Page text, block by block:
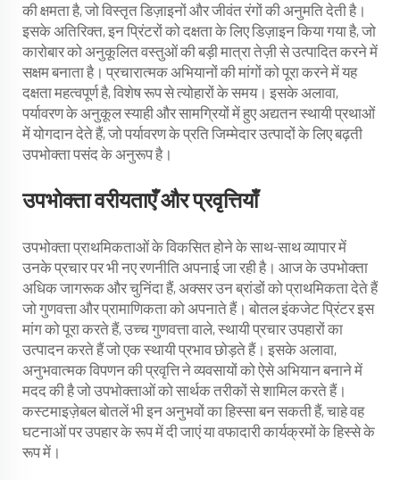
की क्षमता है, जो विस्तृत डिज़ाइनों और जीवंत रंगों की अनुमति देती है।
इसके अतिरिक्त, इन प्रिंटरों को दक्षता के लिए डिज़ाइन किया गया है, जो
कारोबार को अनुकूलित वस्तुओं की बड़ी मात्रा तेज़ी से उत्पादित करने में
सक्षम बनाता है। प्रचारात्मक अभियानों की मांगों को पूरा करने में यह
दक्षता महत्वपूर्ण है, विशेष रूप से त्योहारों के समय। इसके अलावा,
पर्यावरण के अनुकूल स्याही और सामग्रियों में हुए अद्यतन स्थायी प्रथाओं
में योगदान देते हैं, जो पर्यावरण के प्रति जिम्मेदार उत्पादों के लिए बढ़ती
उपभोक्ता पसंद के अनुरूप है।
उपभोक्ता वरीयताएँ और प्रवृत्तियाँ
उपभोक्ता प्राथमिकताओं के विकसित होने के साथ-साथ व्यापार में
उनके प्रचार पर भी नए रणनीति अपनाई जा रही है। आज के उपभोक्ता
अधिक जागरूक और चुनिंदा हैं, अक्सर उन ब्रांडों को प्राथमिकता देते हैं
जो गुणवत्ता और प्रामाणिकता को अपनाते हैं। बोतल इंकजेट प्रिंटर इस
मांग को पूरा करते हैं, उच्च गुणवत्ता वाले, स्थायी प्रचार उपहारों का
उत्पादन करते हैं जो एक स्थायी प्रभाव छोड़ते हैं। इसके अलावा,
अनुभवात्मक विपणन की प्रवृत्ति ने व्यवसायों को ऐसे अभियान बनाने में
मदद की है जो उपभोक्ताओं को सार्थक तरीकों से शामिल करते हैं।
कस्टमाइज़ेबल बोतलें भी इन अनुभवों का हिस्सा बन सकती हैं, चाहे वह
घटनाओं पर उपहार के रूप में दी जाएं या वफादारी कार्यक्रमों के हिस्से के
रूप में।